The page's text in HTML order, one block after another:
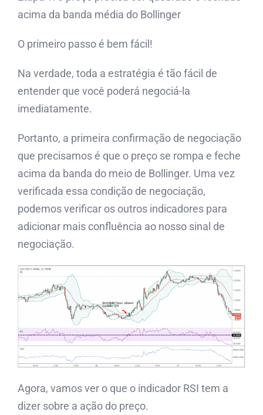
acima da banda média do Bollinger
O primeiro passo é bem fácil!
Na verdade, toda a estratégia é tão fácil de
entender que você poderá negociá-la
imediatamente.
Portanto, a primeira confirmação de negociação
que precisamos é que o preço se rompa e feche
acima da banda do meio de Bollinger. Uma vez
verificada essa condição de negociação,
podemos verificar os outros indicadores para
adicionar mais confluência ao nosso sinal de
negociação.
Agora, vamos ver o que o indicador RSI tem a
dizer sobre a ação do preço.